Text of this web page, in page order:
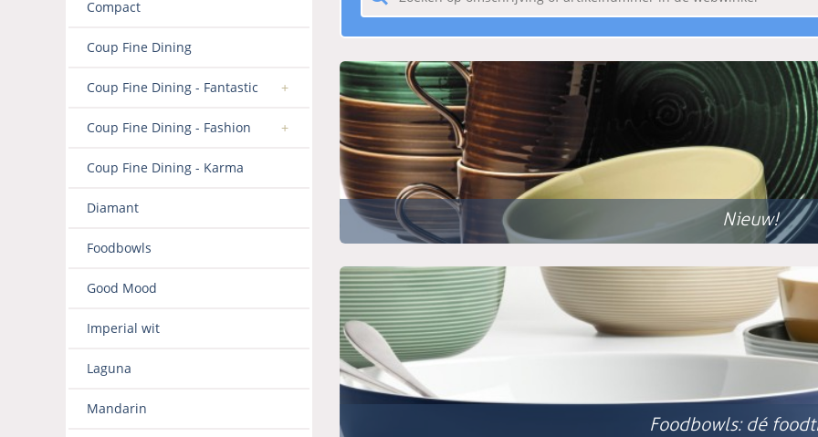
Compact
Coup Fine Dining
Coup Fine Dining - Fantastic
Coup Fine Dining - Fashion
Coup Fine Dining - Karma
Diamant
Foodbowls
Good Mood
Imperial wit
Laguna
Mandarin
Nieuw!
Foodbowls: dé